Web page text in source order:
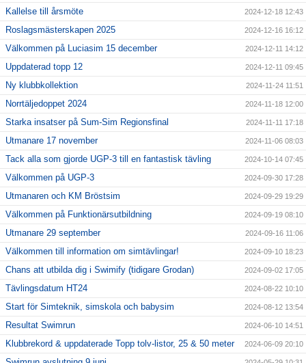
Kallelse till årsmöte 2024-12-18 12:43
Roslagsmästerskapen 2025 2024-12-16 16:12
Välkommen på Luciasim 15 december 2024-12-11 14:12
Uppdaterad topp 12 2024-12-11 09:45
Ny klubbkollektion 2024-11-24 11:51
Norrtäljedoppet 2024 2024-11-18 12:00
Starka insatser på Sum-Sim Regionsfinal 2024-11-11 17:18
Utmanare 17 november 2024-11-06 08:03
Tack alla som gjorde UGP-3 till en fantastisk tävling 2024-10-14 07:45
Välkommen på UGP-3 2024-09-30 17:28
Utmanaren och KM Bröstsim 2024-09-29 19:29
Välkommen på Funktionärsutbildning 2024-09-19 08:10
Utmanare 29 september 2024-09-16 11:06
Välkommen till information om simtävlingar! 2024-09-10 18:23
Chans att utbilda dig i Swimify (tidigare Grodan) 2024-09-02 17:05
Tävlingsdatum HT24 2024-08-22 10:10
Start för Simteknik, simskola och babysim 2024-08-12 13:54
Resultat Swimrun 2024-06-10 14:51
Klubbrekord & uppdaterade Topp tolv-listor, 25 & 50 meter 2024-06-09 20:10